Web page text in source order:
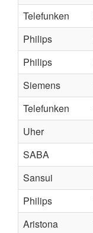
Telefunken
Philips
Philips
Siemens
Telefunken
Uher
SABA
Sansui
Philips
Aristona